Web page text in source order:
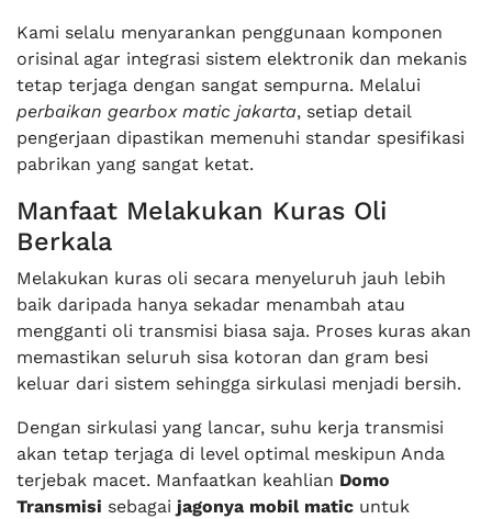
Kami selalu menyarankan penggunaan komponen
orisinal agar integrasi sistem elektronik dan mekanis
tetap terjaga dengan sangat sempurna. Melalui
perbaikan gearbox matic jakarta, setiap detail
pengerjaan dipastikan memenuhi standar spesifikasi
pabrikan yang sangat ketat.
Manfaat Melakukan Kuras Oli
Berkala
Melakukan kuras oli secara menyeluruh jauh lebih
baik daripada hanya sekadar menambah atau
mengganti oli transmisi biasa saja. Proses kuras akan
memastikan seluruh sisa kotoran dan gram besi
keluar dari sistem sehingga sirkulasi menjadi bersih.
Dengan sirkulasi yang lancar, suhu kerja transmisi
akan tetap terjaga di level optimal meskipun Anda
terjebak macet. Manfaatkan keahlian Domo
Transmisi sebagai jagonya mobil matic untuk